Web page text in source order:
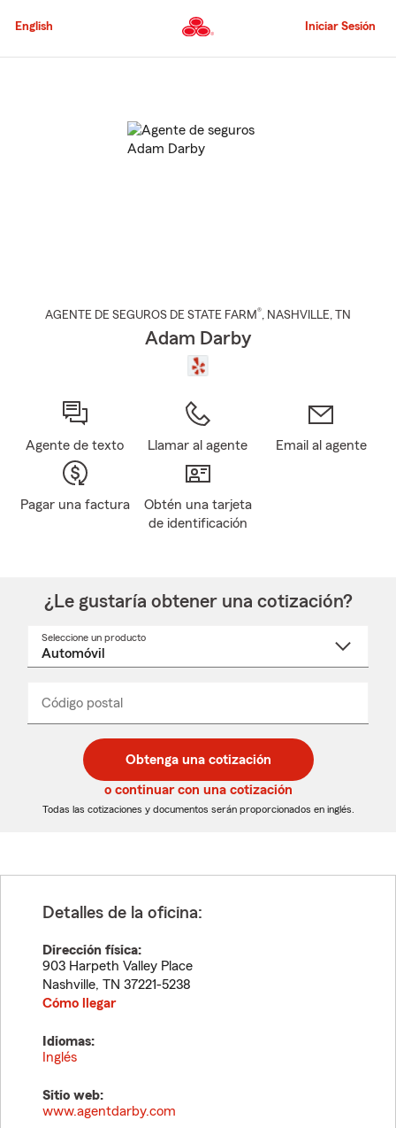
al
principal
English Iniciar Sesión
AGENTE DE SEGUROS DE STATE FARM®, NASHVILLE, TN
Adam Darby
Agente de texto Llamar al agente Email al agente
Pagar una factura
Obtén una tarjeta
de identificación
¿Le gustaría obtener una cotización?
Seleccione un producto
desplegable
Código postal
de
5
dígitos
de
5
dígitos
_____
Obtenga una cotización
o continuar con una cotización
Todas las cotizaciones y documentos serán proporcionados en inglés.
Detalles de la oficina:
Dirección física:
903 Harpeth Valley Place
Nashville, TN 37221-5238
Cómo llegar
Idiomas:
Inglés
Sitio web:
www.agentdarby.com